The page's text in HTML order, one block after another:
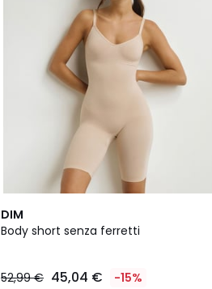
DIM
Body short senza ferretti
52,99 € 45,04 € -15%